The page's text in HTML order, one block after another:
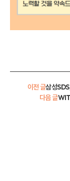
이전 글삼성
다음 글